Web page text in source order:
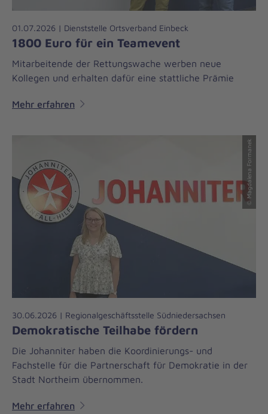
01.07.2026 | Dienststelle Ortsverband Einbeck
1800 Euro für ein Teamevent
Mitarbeitende der Rettungswache werben neue
Kollegen und erhalten dafür eine stattliche Prämie
Mehr erfahren
© Magdalena Formanek
30.06.2026 | Regionalgeschäftsstelle Südniedersachsen
Demokratische Teilhabe fördern
Die Johanniter haben die Koordinierungs- und
Fachstelle für die Partnerschaft für Demokratie in der
Stadt Northeim übernommen.
Mehr erfahren